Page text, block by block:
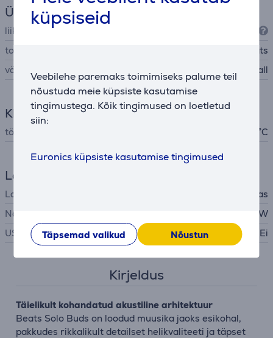
küpsiseid
Veebilehe paremaks toimimiseks palume teil
nõustuda meie küpsiste kasutamise
tingimustega. Kõik tingimused on loetletud
siin:
Euronics küpsiste kasutamise tingimused
Täpsemad valikud Nõustun
Üldine parameeter
liik
tootja
Beats
värv
hall
Kliima
töötemperatuuri vahemik 0 kuni 35 °C
Laadija
Laadija
ei ole kaasas
Nõutav laadija võimsus
2,5 - 5 W
USB PD
Ei
Kirjeldus
Täielikult kohandatud akustiline arhitektuur
Beats Solo Buds on loodud muusika jaoks esikohal,
pakkudes rikkalikult detailset helikvaliteeti ja täpset